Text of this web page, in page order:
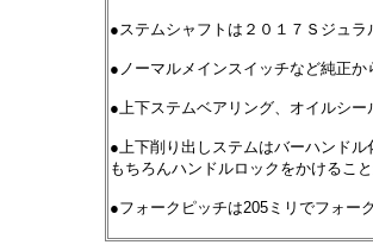
●ステムシャフトは２０１７Ｓジュ
●ノーマルメインスイッチなど純正
●上下ステムベアリング、オイルシ
●上下削り出しステムはバーハンド
もちろんハンドルロックをかけるこ
●フォークピッチは205ミリでフォー